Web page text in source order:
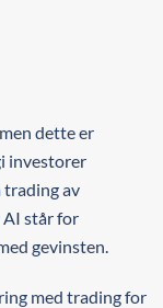
dette er
investorer
trading av
står for
gevinsten.
med trading for